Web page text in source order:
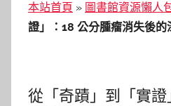
本站首頁 » 圖書館資源懶人
證」：18 公分腫瘤消失後的
從「奇蹟」到「實證